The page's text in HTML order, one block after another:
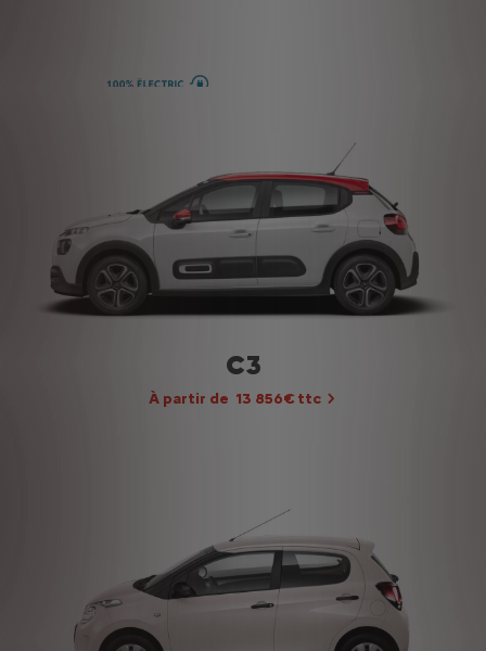
SPACETOURER & Ë-
SPACETOURER
À partir de 150 € / mois TTC
Après un premier loyer
de 3 000 € TTC
C3
À partir de 13 856€ ttc